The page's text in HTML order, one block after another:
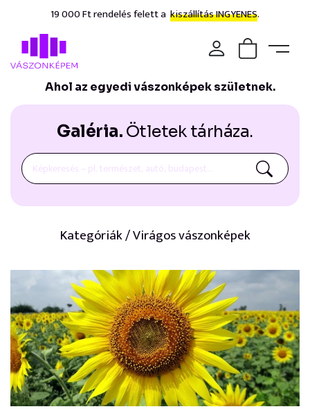
19 000 Ft rendelés felett a kiszállítás INGYENES.
Ahol az egyedi vászonképek születnek.
Galéria. Ötletek tárháza.
Kategóriák / Virágos vászonképek